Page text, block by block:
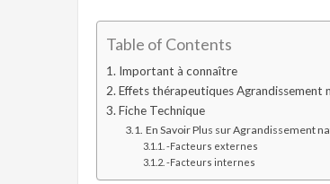
Table of Contents
Important à connaître
Effets thérapeutiques Agrandissement
Fiche Technique
En Savoir Plus sur Agrandissement
-Facteurs externes
-Facteurs internes